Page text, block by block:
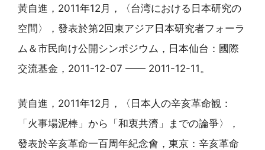
黃自進，2011年12月，〈台湾における日本研究の
空間〉，發表於第2回東アジア日本研究者フォーラ
ム＆市民向け公開シンポジウム，日本仙台：國際
交流基金，2011-12-07 —— 2011-12-11。
黃自進，2011年12月，〈日本人の辛亥革命観：
「火事場泥棒」から「和衷共濟」までの論爭〉，
發表於辛亥革命一百周年紀念會，東京：辛亥革命